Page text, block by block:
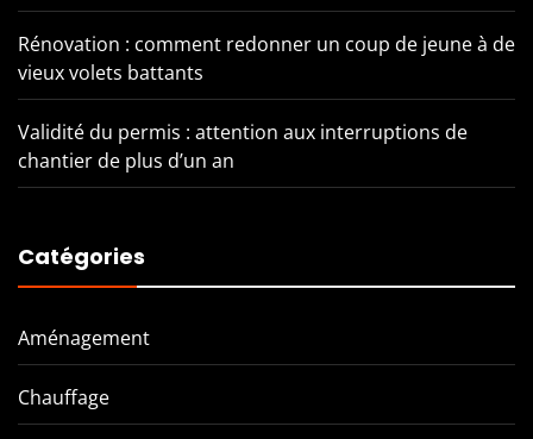
Rénovation : comment redonner un coup de jeune à de
vieux volets battants
Validité du permis : attention aux interruptions de
chantier de plus d’un an
Catégories
Aménagement
Chauffage